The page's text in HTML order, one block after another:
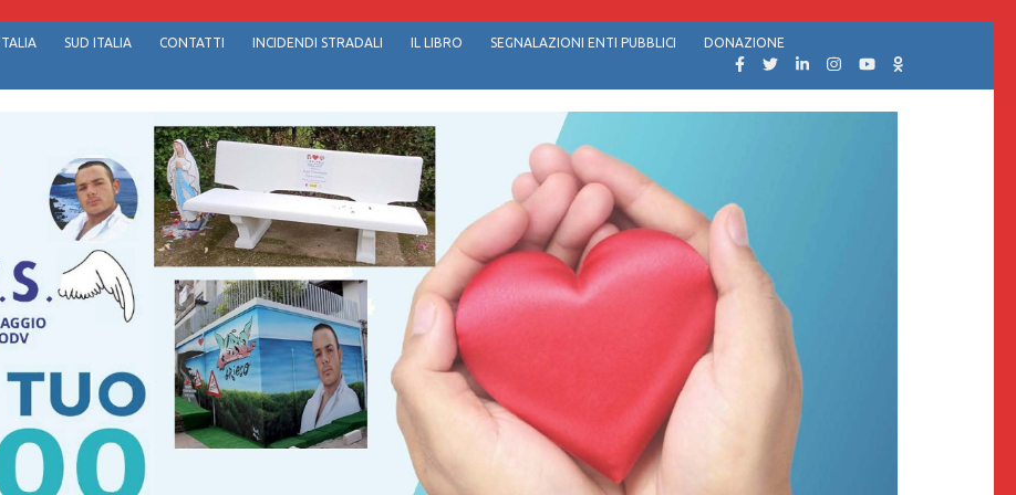
SUD ITALIA CONTATTI INCIDENDI STRADALI IL LIBRO SEGNALAZIONI ENTI PUBBLICI DONAZIONE